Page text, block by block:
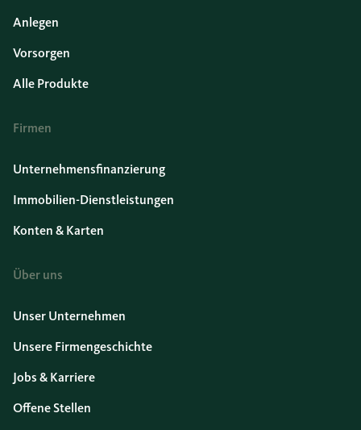
Anlegen
Vorsorgen
Alle Produkte
Firmen
Unternehmensfinanzierung
Immobilien-Dienstleistungen
Konten & Karten
Über uns
Unser Unternehmen
Unsere Firmengeschichte
Jobs & Karriere
Offene Stellen